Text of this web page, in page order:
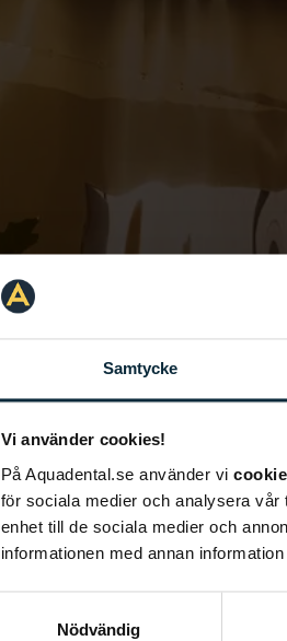
Samtycke
Vi använder cookies!
På Aquadental.se använder vi
för sociala medier och analysera
enhet till de sociala medier och
informationen med annan
Nödvändig